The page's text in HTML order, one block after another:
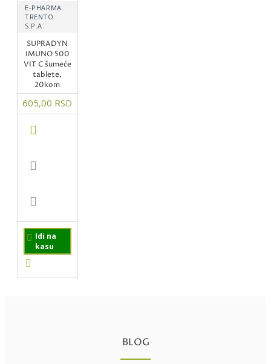
E-PHARMA
TRENTO
S.P.A.
SUPRADYN
IMUNO 500
VIT C šumeće
tablete,
20kom
605,00 RSD
Idi na
kasu
BLOG